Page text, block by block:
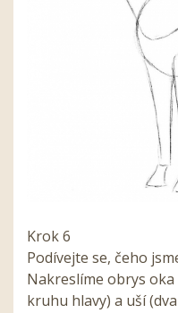
Krok 6
Podívejte se, čeho
Nakreslíme obrys
kruhu hlavy) a uší